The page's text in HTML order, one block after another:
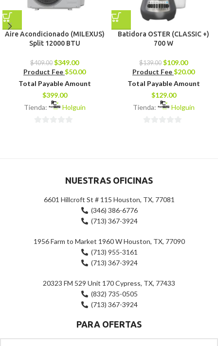
Aire Acondicionado (MILEXUS)
Split 12000 BTU
$409.00 $349.00
Product Fee$50.00
Total Payable Amount
$399.00
Tienda:
Holguín
Batidora OSTER (CLASSIC +)
700 W
$139.00 $109.00
Product Fee$20.00
Total Payable Amount
$129.00
Tienda:
Holguín
NUESTRAS OFICINAS
6601 Hillcroft St # 115 Houston, TX, 77081
(346) 386-6776
(713) 367-3924
1956 Farm to Market 1960 W Houston, TX, 77090
(713) 955-3161
(713) 367-3924
20323 FM 529 Unit 170 Cypress, TX, 77433
(832) 735-0505
(713) 367-3924
PARA OFERTAS